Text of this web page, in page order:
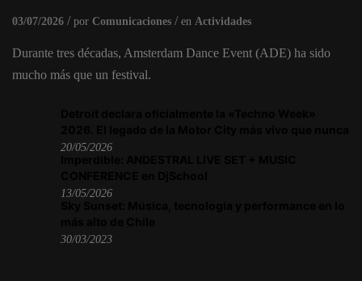
03/07/2026 por Comunicaciones en Actividades
Durante tres décadas, Amsterdam Dance Event (ADE) ha sido
mucho más que un festival.
20/05/2026
13/05/2026
30/03/2023